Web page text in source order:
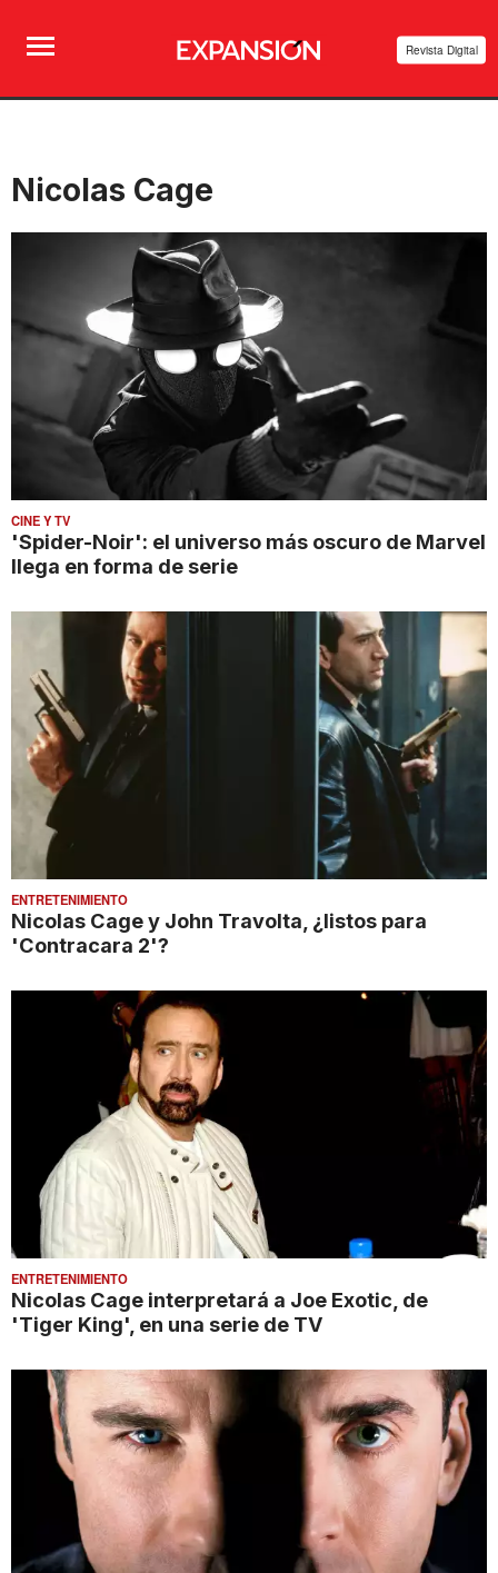
Revista Digital
Nicolas Cage
CINE Y TV
'Spider-Noir': el universo más oscuro de Marvel
llega en forma de serie
ENTRETENIMIENTO
Nicolas Cage y John Travolta, ¿listos para
'Contracara 2'?
ENTRETENIMIENTO
Nicolas Cage interpretará a Joe Exotic, de
'Tiger King', en una serie de TV